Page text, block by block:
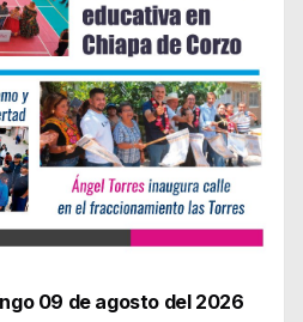
09 de agosto del 2026